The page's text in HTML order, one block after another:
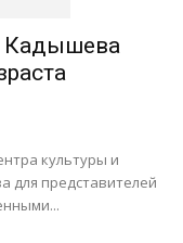
Кадышева
культуры и
для представителей